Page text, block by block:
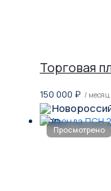
Торговая
150 000 ₽ / месяц